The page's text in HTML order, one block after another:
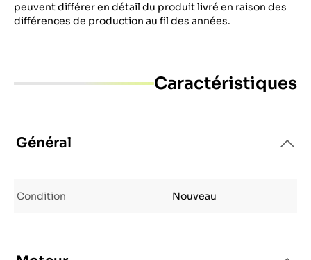
peuvent différer en détail du produit livré en raison des
différences de production au fil des années.
Caractéristiques
Général
Condition Nouveau